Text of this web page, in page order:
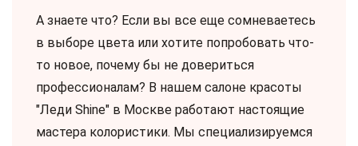
А знаете что? Если вы все еще сомневаетесь
в выборе цвета или хотите попробовать что-
то новое, почему бы не довериться
профессионалам? В нашем салоне красоты
"Леди Shine" в Москве работают настоящие
мастера колористики. Мы специализируемся